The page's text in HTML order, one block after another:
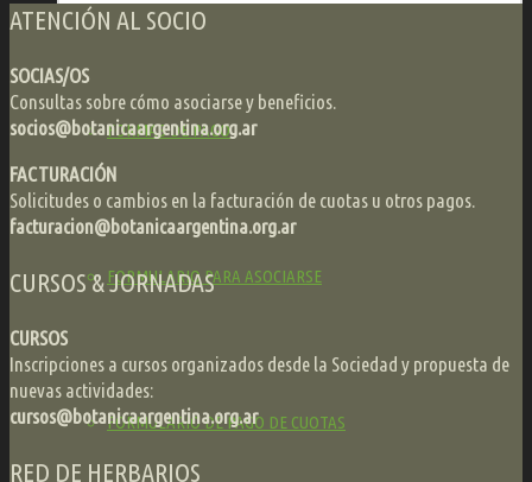
FORMAS DE PAGO
FORMULARIO PARA ASOCIARSE
FORMULARIO DE PAGO DE CUOTAS
ATENCIÓN AL SOCIO
SOCIAS/OS
Consultas sobre cómo asociarse y beneficios.
socios@botanicaargentina.org.ar
FACTURACIÓN
Solicitudes o cambios en la facturación de cuotas u otros pagos.
facturacion@botanicaargentina.org.ar
CURSOS & JORNADAS
CURSOS
Inscripciones a cursos organizados desde la Sociedad y propuesta de
nuevas actividades:
cursos@botanicaargentina.org.ar
RED DE HERBARIOS